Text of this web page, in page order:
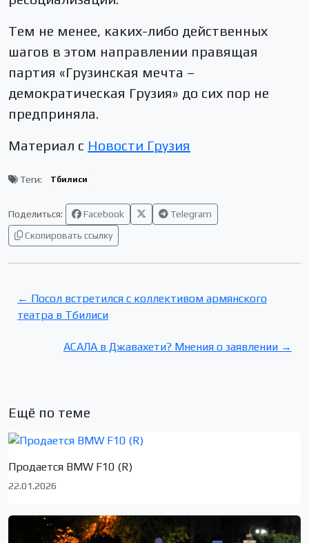
Тем не менее, каких-либо действенных
шагов в этом направлении правящая
партия «Грузинская мечта –
демократическая Грузия» до сих пор не
предприняла.
Материал с Новости Грузия
Теги: Тбилиси
Поделиться: Facebook
Telegram
Скопировать ссылку
← Посол встретился с коллективом армянского
театра в Тбилиси
АСАЛА в Джавахети? Мнения о заявлении →
Ещё по теме
Продается BMW F10 (R)
22.01.2026